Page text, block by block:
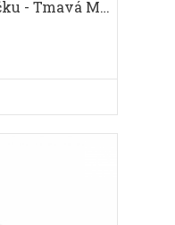
Krabica Na Hrubú Sviečku - Tmavá Modrá